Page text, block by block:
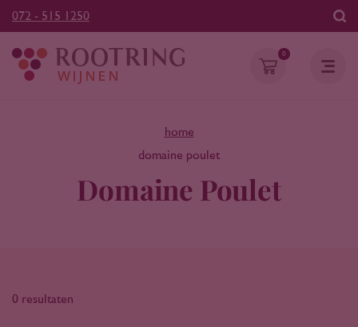
072 - 515 1250
0
home
domaine poulet
Domaine Poulet
0 resultaten